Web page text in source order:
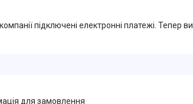
підключені електронні платежі. Тепер ви
для замовлення